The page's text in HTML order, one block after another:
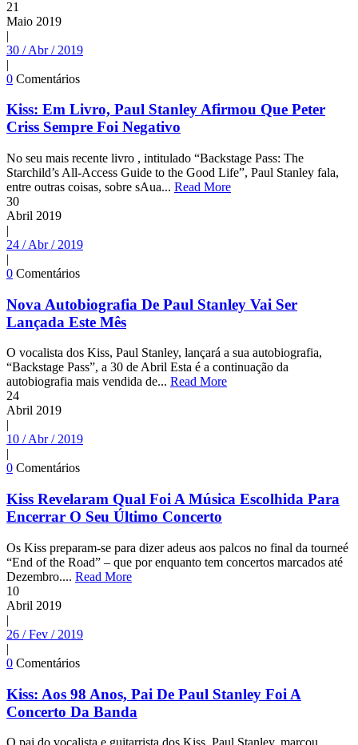
21
Maio 2019
|
30 / Abr / 2019
|
0 Comentários
Kiss: Em Livro, Paul Stanley Afirmou Que Peter
Criss Sempre Foi Negativo
No seu mais recente livro , intitulado “Backstage Pass: The
Starchild’s All-Access Guide to the Good Life”, Paul Stanley fala,
entre outras coisas, sobre sAua... Read More
30
Abril 2019
|
24 / Abr / 2019
|
0 Comentários
Nova Autobiografia De Paul Stanley Vai Ser
Lançada Este Mês
O vocalista dos Kiss, Paul Stanley, lançará a sua autobiografia,
“Backstage Pass”, a 30 de Abril Esta é a continuação da
autobiografia mais vendida de... Read More
24
Abril 2019
|
10 / Abr / 2019
|
0 Comentários
Kiss Revelaram Qual Foi A Música Escolhida Para
Encerrar O Seu Último Concerto
Os Kiss preparam-se para dizer adeus aos palcos no final da tourneé
“End of the Road” – que por enquanto tem concertos marcados até
Dezembro.... Read More
10
Abril 2019
|
26 / Fev / 2019
|
0 Comentários
Kiss: Aos 98 Anos, Pai De Paul Stanley Foi A
Concerto Da Banda